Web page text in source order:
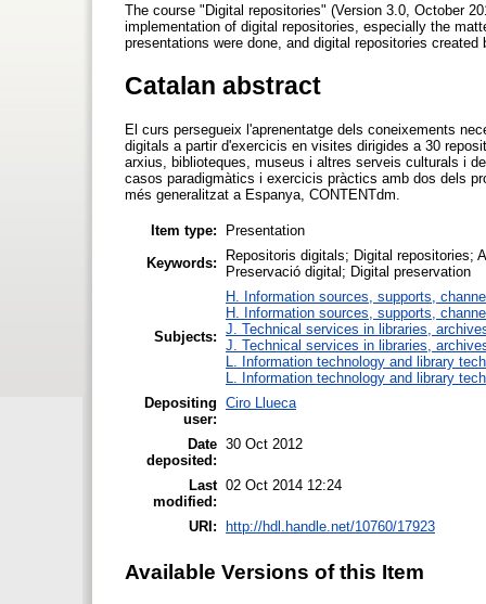
The course "Digital repositories" (Version 3.0, October
implementation of digital repositories, especially the
presentations were done, and digital repositories
Catalan abstract
El curs persegueix l'aprenentatge dels coneixements
digitals a partir d'exercicis en visites dirigides a 30
arxius, biblioteques, museus i altres serveis culturals i
casos paradigmàtics i exercicis pràctics amb dos dels
més generalitzat a Espanya, CONTENTdm.
Item type:
Presentation
Keywords:
Repositoris digitals; Digital repositories;
Preservació digital; Digital preservation
Subjects:
H. Information sources, supports,
H. Information sources, supports,
J. Technical services in libraries,
J. Technical services in libraries,
L. Information technology and library
L. Information technology and library
Depositing
user:
Ciro Llueca
Date
deposited:
30 Oct 2012
Last
modified:
02 Oct 2014 12:24
URI: http://hdl.handle.net/10760/17923
Available Versions of this Item